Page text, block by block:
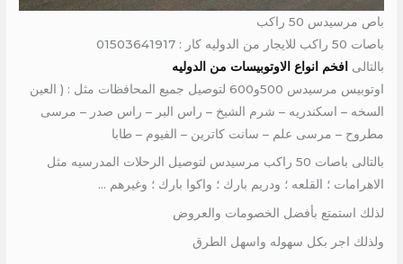
باص مرسيدس 50 راكب
باصات 50 راكب للايجار من الدوليه كار : 01503641917
بالتالىافخم انواع الاوتوبيسات من الدوليه
اوتوبيس مرسيدس 500و600 لتوصيل جميع المحافظات مثل : ( العين
السخه – اسكندريه – شرم الشيخ – راس البر – راس صدر – مرسى
مطروح – مرسى علم – سانت كاترين – الفيوم – طابا
بالتالى باصات 50 راكب مرسيدس لتوصيل الرحلات المدرسيه مثل
الاهرامات ؛ القلعه ؛ ودريم بارك ؛ واكوا بارك ؛ وغيرهم …
لذلك استمتع بأفضل الخصومات والعروض
ولذلك اجر بكل سهوله واسهل الطرق